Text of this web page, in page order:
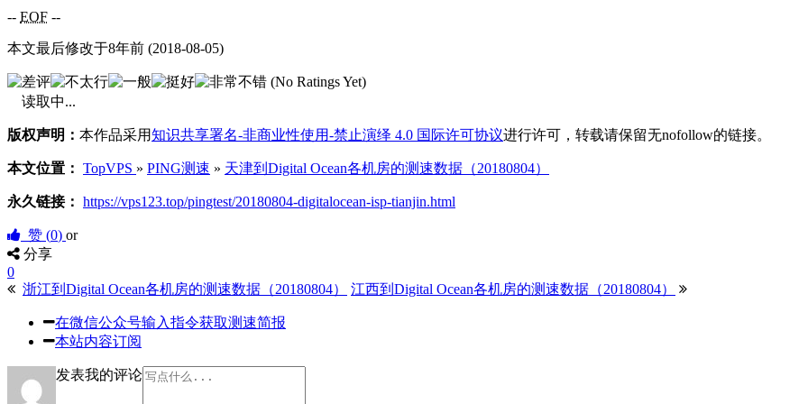
-- EOF --
本文最后修改于8年前 (2018-08-05)
(No Ratings Yet)
读取中...
版权声明： 本作品采用知识共享署名-非商业性使用-禁止演绎 4.0 国际许可协议进行许可，转载请保留无nofollow的链接。
本文位置： TopVPS » PING测速 » 天津到Digital Ocean各机房的测速数据（20180804）
永久链接： https://vps123.top/pingtest/20180804-digitalocean-isp-tianjin.html
赞 (0) or
分享
0
浙江到Digital Ocean各机房的测速数据（20180804）
江西到Digital Ocean各机房的测速数据（20180804）
在微信公众号输入指令获取测速简报
本站内容订阅
发表我的评论